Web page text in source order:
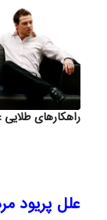
راهکارهای
علل پریود